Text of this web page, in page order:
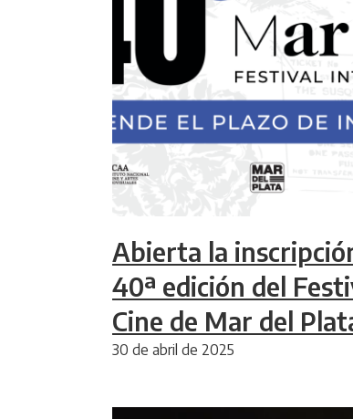
Abierta la
40ª edición del
Cine de Mar del
30 de abril de 2025